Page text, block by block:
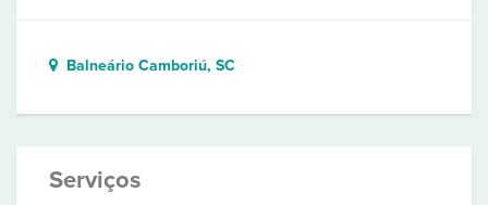
Balneário Camboriú, SC
Serviços